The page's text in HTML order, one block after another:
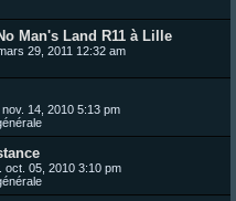
Man's Land R11 à Lille
29, 2011 12:32 am
nov. 14, 2010 5:13 pm
oct. 05, 2010 3:10 pm